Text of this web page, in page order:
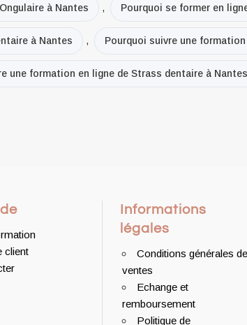
à Nantes , Pourquoi se former en
à Nantes , Pourquoi suivre une
une formation en ligne de Strass dentaire à Nantes
client
Informations
légales
Conditions générales de
ventes
Echange et
remboursement
Politique de